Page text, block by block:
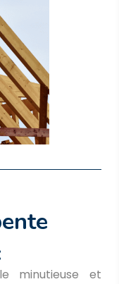
minutieuse et